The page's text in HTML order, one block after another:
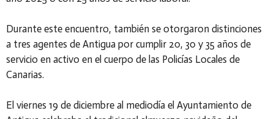
Durante este encuentro, también se otorgaron distinciones
a tres agentes de Antigua por cumplir 20, 30 y 35 años de
servicio en activo en el cuerpo de las Policías Locales de
Canarias.
El viernes 19 de diciembre al mediodía el Ayuntamiento de